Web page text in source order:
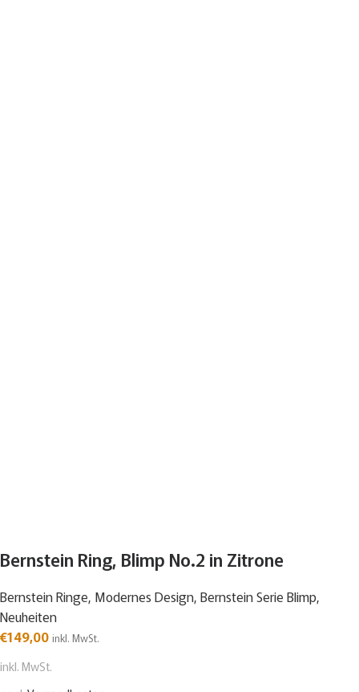
Bernstein Ring, Blimp No.2 in Zitrone
Bernstein Ringe, Modernes Design, Bernstein Serie Blimp,
Neuheiten
€149,00 inkl. MwSt.
inkl. MwSt.